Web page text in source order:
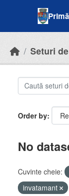
Seturi
Order by
No
Cuvinte cheie:
invatamant